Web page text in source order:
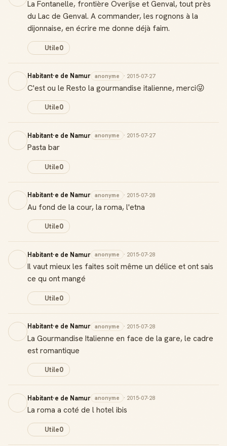
La Fontanelle, frontière Overijse et Genval, tout près
du Lac de Genval. A commander, les rognons à la
dijonnaise, en écrire me donne déjà faim.
Utile0
Habitant·e de Namur anonyme · 2015-07-27
C'est ou le Resto la gourmandise italienne, merci😜
Utile0
Habitant·e de Namur anonyme · 2015-07-27
Pasta bar
Utile0
Habitant·e de Namur anonyme · 2015-07-28
Au fond de la cour, la roma, l'etna
Utile0
Habitant·e de Namur anonyme · 2015-07-28
Il vaut mieux les faites soit même un délice et ont sais
ce qu ont mangé
Utile0
Habitant·e de Namur anonyme · 2015-07-28
La Gourmandise Italienne en face de la gare, le cadre
est romantique
Utile0
Habitant·e de Namur anonyme · 2015-07-28
La roma a coté de l hotel ibis
Utile0
Score de réputation
Gagne des points à chaque contribution utile
Sois notifié quand ton avis aide quelqu'un